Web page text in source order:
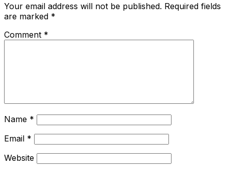
Your email address will not be published. Required fields
are marked *
Comment *
Name *
Email *
Website